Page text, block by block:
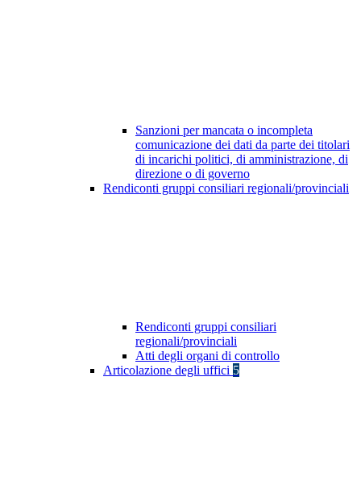
Sanzioni per mancata o incompleta
comunicazione dei dati da parte dei titolari
di incarichi politici, di amministrazione, di
direzione o di governo
Rendiconti gruppi consiliari regionali/provinciali
Rendiconti gruppi consiliari
regionali/provinciali
Atti degli organi di controllo
Articolazione degli uffici 5